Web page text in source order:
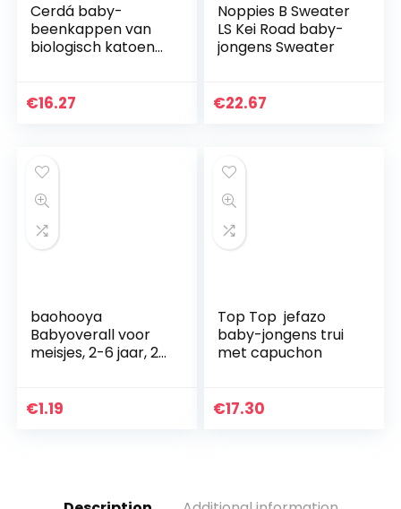
Cerdá baby-
beenkappen van
biologisch katoen
€16.27
Noppies B Sweater
LS Kei Road baby-
jongens Sweater
€22.67
baohooya
Babyoverall voor
meisjes, 2-6 jaar, 2-
broek, set warm,
€1.19
Top Top jefazo
baby-jongens trui
met capuchon
€17.30